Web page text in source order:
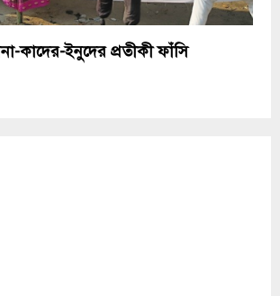
কাদের-ইনুদের প্রতীকী ফাঁসি